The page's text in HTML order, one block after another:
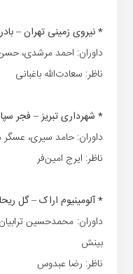
* نیروی زمینی تهران –
داوران: احمد مرشدی،
ناظر: سعادت‌الله باغبانی
* شهرداری تبریز – فجر
داوران: حامد سیری، عسگر
ناظر: ایرج امین‌فر
* آلومینیوم اراک – گل
داوران: محمدحسین
بینش
ناظر: رضا عبدوس